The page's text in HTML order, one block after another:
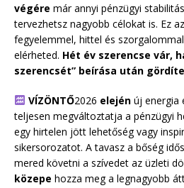
végére már annyi pénzügyi
tervezhetsz nagyobb célokat is. Ez
fegyelemmel, hittel és
elérheted. Hét év szerencse vár,
szerencsét” beírása után
VÍZÖNTŐ2026 elejénúj energia
teljesen megváltoztatja a pénzügyi
egy hirtelen jött lehetőség vagy
sikersorozatot. A tavasz a bőség
mered követni a szívedet az üzleti
közepe hozza meg a legnagyobb